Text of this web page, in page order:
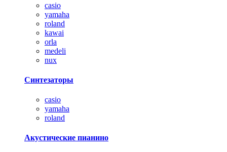
casio
yamaha
roland
kawai
orla
medeli
nux
Синтезаторы
casio
yamaha
roland
Акустические пианино